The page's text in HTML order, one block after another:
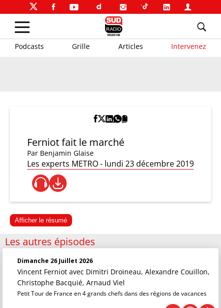
Podcasts Grille Articles Intervenez
Ferniot fait le marché
Par Benjamin Glaise
Les experts METRO - lundi 23 décembre 2019
Afficher le résumé
Les autres épisodes
Dimanche 26 Juillet 2026
Vincent Ferniot avec Dimitri Droineau, Alexandre Couillon,
Christophe Bacquié, Arnaud Viel
Petit Tour de France en 4 grands chefs dans des régions de vacances